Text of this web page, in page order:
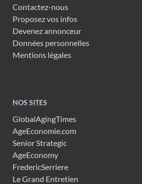
Contactez-nous
Proposez vos infos
Devenez annonceur
Données personnelles
Mentions légales
NOS SITES
GlobalAgingTimes
AgeEconomie.com
Senior Strategic
AgeEconomy
FredericSerriere
Le Grand Entretien